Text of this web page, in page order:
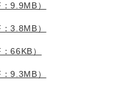
9.9MB）
3.8MB）
66KB）
9.3MB）